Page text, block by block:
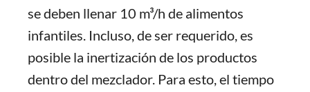
se deben llenar 10 m³/h de alimentos
infantiles. Incluso, de ser requerido, es
posible la inertización de los productos
dentro del mezclador. Para esto, el tiempo